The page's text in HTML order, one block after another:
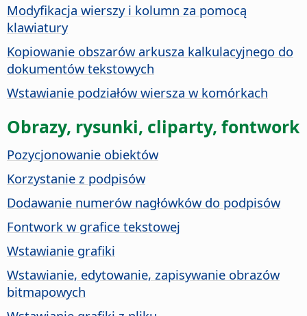
Modyfikacja wierszy i kolumn za pomocą
klawiatury
Kopiowanie obszarów arkusza kalkulacyjnego do
dokumentów tekstowych
Wstawianie podziałów wiersza w komórkach
Obrazy, rysunki, cliparty, fontwork
Pozycjonowanie obiektów
Korzystanie z podpisów
Dodawanie numerów nagłówków do podpisów
Fontwork w grafice tekstowej
Wstawianie grafiki
Wstawianie, edytowanie, zapisywanie obrazów
bitmapowych